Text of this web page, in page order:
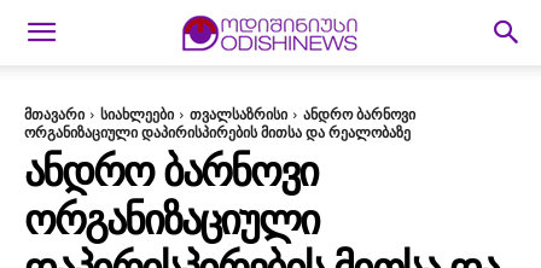
მთავარი სიახლეები თვალსაზრისი
ანდრო ბარნოვი
ორგანიზაციული დაპირისპირების მითსა და რეალობაზე
ᲐᲜᲓᲠᲝ ᲑᲐᲠᲜᲝᲕᲘ
ᲝᲠᲒᲐᲜᲘᲖᲐᲪᲘᲣᲚᲘ